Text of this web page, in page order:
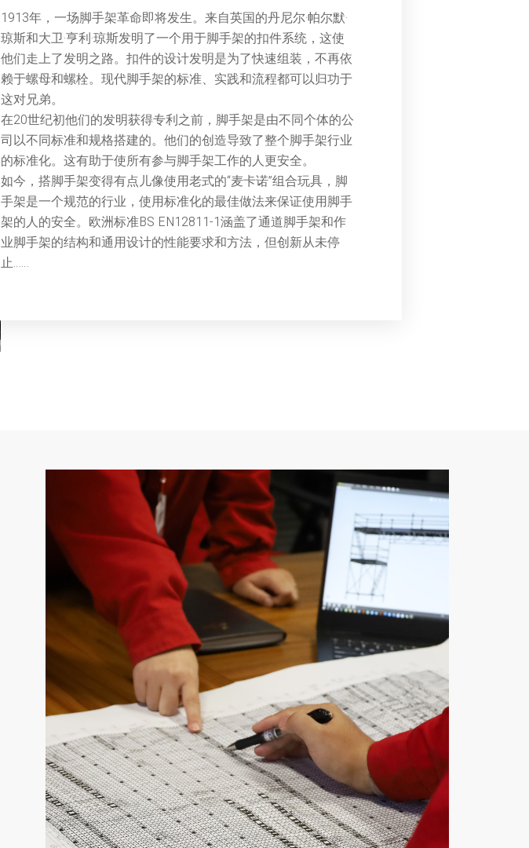
1913年，一场脚手架革命即将发生。来自英国的丹尼尔·帕尔默·
琼斯和大卫·亨利·琼斯发明了一个用于脚手架的扣件系统，这使
他们走上了发明之路。扣件的设计发明是为了快速组装，不再依
赖于螺母和螺栓。现代脚手架的标准、实践和流程都可以归功于
这对兄弟。
在20世纪初他们的发明获得专利之前，脚手架是由不同个体的公
司以不同标准和规格搭建的。他们的创造导致了整个脚手架行业
的标准化。这有助于使所有参与脚手架工作的人更安全。
如今，搭脚手架变得有点儿像使用老式的“麦卡诺”组合玩具，脚
手架是一个规范的行业，使用标准化的最佳做法来保证使用脚手
架的人的安全。欧洲标准BS EN12811-1涵盖了通道脚手架和作
业脚手架的结构和通用设计的性能要求和方法，但创新从未停
止……